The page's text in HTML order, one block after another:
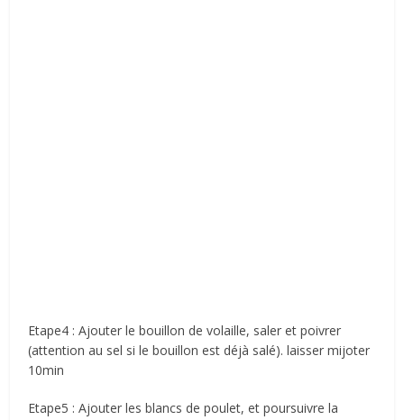
Etape4 : Ajouter le bouillon de volaille, saler et poivrer
(attention au sel si le bouillon est déjà salé). laisser mijoter
10min
Etape5 : Ajouter les blancs de poulet, et poursuivre la